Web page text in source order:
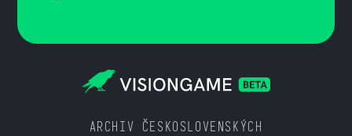
ARCHIV ČESKOSLOVENSKÝCH